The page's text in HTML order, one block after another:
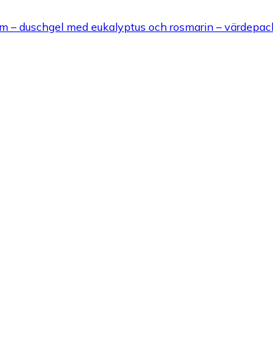
– duschgel med eukalyptus och rosmarin –